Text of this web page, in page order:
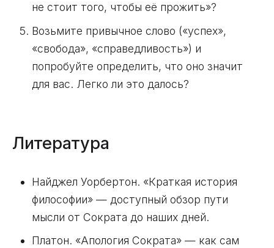
не стоит того, чтобы её прожить»?
Возьмите привычное слово («успех»,
«свобода», «справедливость») и
попробуйте определить, что оно значит
для вас. Легко ли это далось?
Литература
Найджел Уорбертон. «Краткая история
философии» — доступный обзор пути
мысли от Сократа до наших дней.
Платон. «Апология Сократа» — как сам